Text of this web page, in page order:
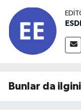
Bunlar da